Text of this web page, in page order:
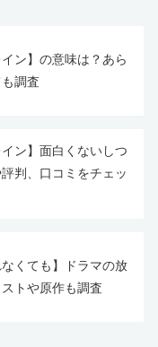
イン】の意味は？あら
調査
イン】面白くないしつ
判、口コミをチェッ
なくても】ドラマの放
トや原作も調査